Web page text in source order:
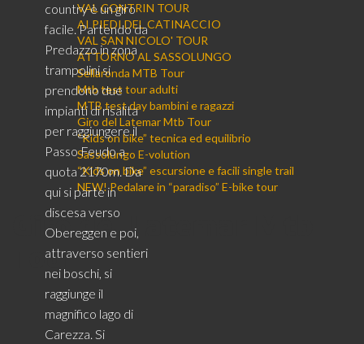
VAL CONTRIN TOUR
AI PIEDI DEL CATINACCIO
VAL SAN NICOLO' TOUR
ATTORNO AL SASSOLUNGO
Sellaronda MTB Tour
Mtb test tour adulti
MTB test day bambini e ragazzi
Giro del Latemar Mtb Tour
“Kids on bike” tecnica ed equilibrio
Sassolungo E-volution
“Kids on bike” escursione e facili single trail
NEW! Pedalare in “paradiso” E-bike tour
Giro del Latemar Mtb
Tour
country è un giro
facile. Partendo da
Predazzo in zona
trampolini si
prendono due
impianti di risalita
per raggiungere il
Passo Feudo a
quota 2170m. Da
qui si parte in
discesa verso
Obereggen e poi,
attraverso sentieri
nei boschi, si
raggiunge il
magnifico lago di
Carezza. Si